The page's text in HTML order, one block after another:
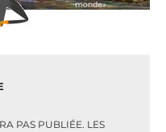
PAS PUBLIÉE. LES